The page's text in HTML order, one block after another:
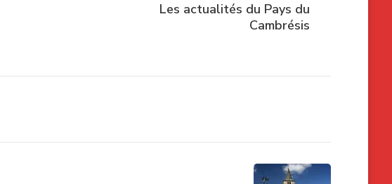
Les actualités du Pays du
Cambrésis